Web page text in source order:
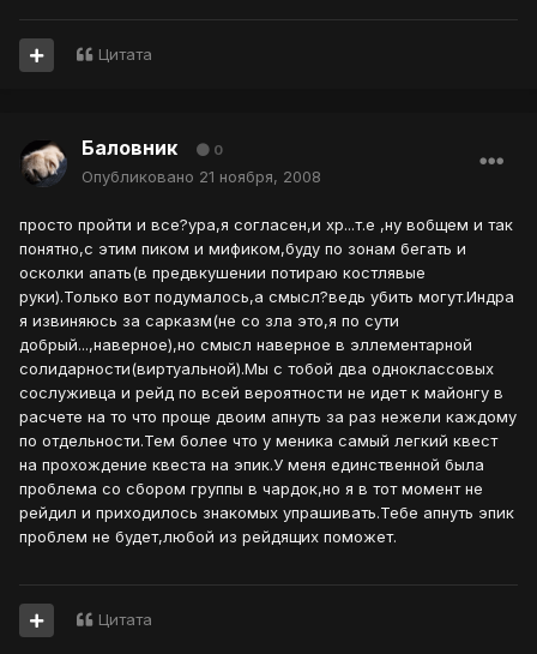
Цитата
Баловник 0
Опубликовано 21 ноября, 2008
просто пройти и все?ура,я согласен,и хр...т.е ,ну вобщем и так
понятно,с этим пиком и мификом,буду по зонам бегать и
осколки апать(в предвкушении потираю костлявые
руки).Только вот подумалось,а смысл?ведь убить могут.Индра
я извиняюсь за сарказм(не со зла это,я по сути
добрый...,наверное),но смысл наверное в эллементарной
солидарности(виртуальной).Мы с тобой два одноклассовых
сослуживца и рейд по всей вероятности не идет к майонгу в
расчете на то что проще двоим апнуть за раз нежели каждому
по отдельности.Тем более что у меника самый легкий квест
на прохождение квеста на эпик.У меня единственной была
проблема со сбором группы в чардок,но я в тот момент не
рейдил и приходилось знакомых упрашивать.Тебе апнуть эпик
проблем не будет,любой из рейдящих поможет.
Цитата